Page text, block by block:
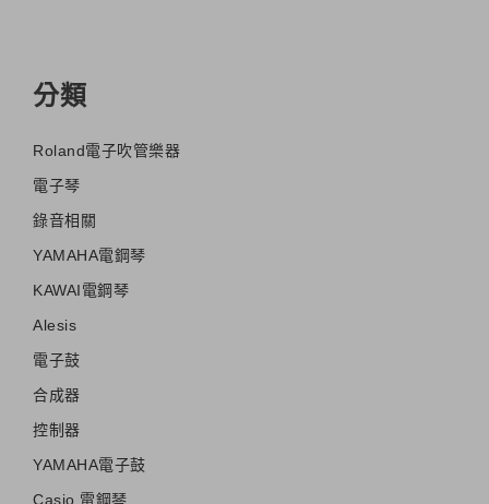
分類
Roland電子吹管樂器
電子琴
錄音相關
YAMAHA電鋼琴
KAWAI電鋼琴
Alesis
電子鼓
合成器
控制器
YAMAHA電子鼓
Casio 電鋼琴